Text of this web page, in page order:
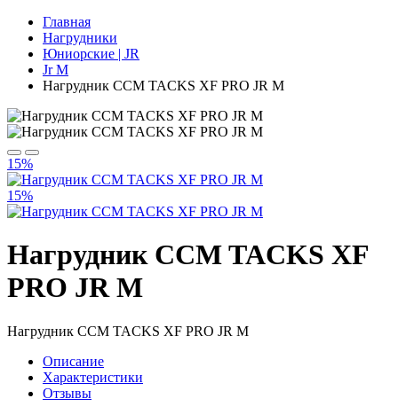
Главная
Нагрудники
Юниорские | JR
Jr M
Нагрудник CCM TACKS XF PRO JR M
15%
15%
Нагрудник CCM TACKS XF
PRO JR M
Нагрудник CCM TACKS XF PRO JR M
Описание
Характеристики
Отзывы